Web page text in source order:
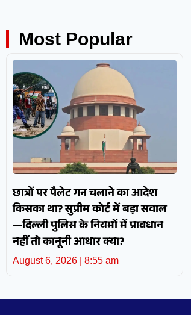
Most Popular
छात्रों पर पैलेट गन चलाने का आदेश
किसका था? सुप्रीम कोर्ट में बड़ा सवाल
—दिल्ली पुलिस के नियमों में प्रावधान
नहीं तो कानूनी आधार क्या?
August 6, 2026 8:55 am